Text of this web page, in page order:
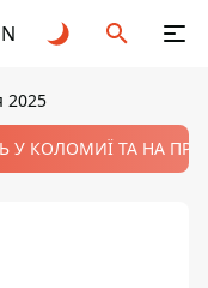
2025
У КОЛОМИЇ ТА НА